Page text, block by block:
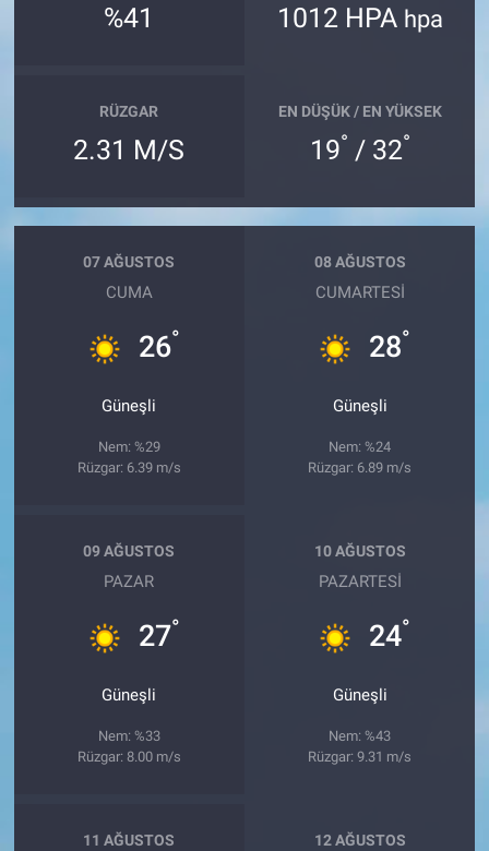
%41 1012 HPA hpa
RÜZGAR
2.31 M/S
EN DÜŞÜK / EN YÜKSEK
19° / 32°
07 AĞUSTOS
CUMA
26°
Güneşli
Nem: %29
Rüzgar: 6.39 m/s
08 AĞUSTOS
CUMARTESI
28°
Güneşli
Nem: %24
Rüzgar: 6.89 m/s
09 AĞUSTOS
PAZAR
27°
Güneşli
Nem: %33
Rüzgar: 8.00 m/s
10 AĞUSTOS
PAZARTESI
24°
Güneşli
Nem: %43
Rüzgar: 9.31 m/s
11 AĞUSTOS 12 AĞUSTOS